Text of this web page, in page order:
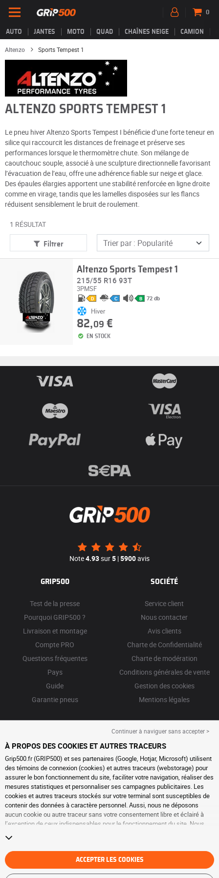
AUTO JANTES MOTO QUAD CHAÎNES NEIGE CAMION
0
Altenzo Sports Tempest 1
ALTENZO SPORTS TEMPEST 1
Le pneu hiver Altenzo Sports Tempest I bénéficie d’une forte teneur en
silice qui raccourcit les distances de freinage et préserve ses
performances lorsque le thermomètre chute. Son mélange de
caoutchouc souple, associé à une sculpture directionnelle favorisant
l’évacuation de l’eau, offre une adhérence fiable sur neige et glace.
Des épaules élargies apportent une stabilité renforcée en ligne droite
comme en virage, tandis que les lamelles disposées sur les flancs
réduisent sensiblement le bruit de roulement.
1 RÉSULTAT
Filtrer
Altenzo Sports Tempest 1
215/55 R16 93T
3PMSF
D C B 72 db
Hiver
82,09 €
EN STOCK
Note4.93sur5 |5900avis
GRIP500
Test de la presse
Pourquoi GRIP500 ?
Livraison et montage
Compte PRO
Questions fréquentes
Pays
Guide
Garantie pneus
SOCIÉTÉ
Service client
Nous contacter
Avis clients
Charte de Confidentialité
Charte de modération
Conditions générales de vente
Gestion des cookies
Mentions légales
Continuer à naviguer sans accepter >
À PROPOS DES COOKIES ET AUTRES TRACEURS
Grip500.fr (GRIP500) et ses partenaires (Google, Hotjar, Microsoft) utilisent
des témoins de connexion (cookies) et autres traceurs (webstorage) pour
assurer le bon fonctionnement du site, faciliter votre navigation, réaliser des
mesures statistiques et personnaliser ses campagnes publicitaires. Les
cookies et autres traceurs stockés sur votre terminal sont susceptibles de
contenir des données à caractère personnel. Aussi, nous ne déposons
aucun cookie ou autre traceur sans votre consentement libre et éclairé à
l’exception de ceux indispensables pour le fonctionnement du site. Nous
consentement à tout moment en vous rendant sur la
traceurs. Vous pouvez choisir de continuer à naviguer sans accepter le
dépôt de cookies ou autres traceurs. Le refus ne fait pas obstacle à l’accès
aux services GRIP500. Pour plus d’informations, nous vous invitons à
ACCEPTER LES COOKIES